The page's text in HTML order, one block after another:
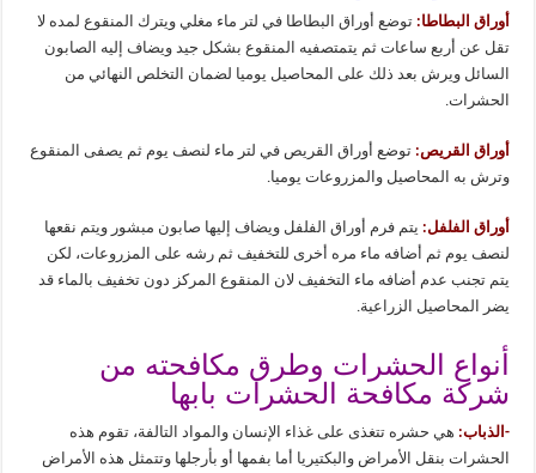
أوراق البطاطا: توضع أوراق البطاطا في لتر ماء مغلي ويترك المنقوع لمده لا
تقل عن أربع ساعات ثم يتمتصفيه المنقوع بشكل جيد ويضاف إليه الصابون
السائل ويرش بعد ذلك على المحاصيل يوميا لضمان التخلص النهائي من
الحشرات.
أوراق القريص: توضع أوراق القريص في لتر ماء لنصف يوم ثم يصفى المنقوع
وترش به المحاصيل والمزروعات يوميا.
أوراق الفلفل: يتم فرم أوراق الفلفل ويضاف إليها صابون مبشور ويتم نقعها
لنصف يوم ثم أضافه ماء مره أخرى للتخفيف ثم رشه على المزروعات، لكن
يتم تجنب عدم أضافه ماء التخفيف لان المنقوع المركز دون تخفيف بالماء قد
يضر المحاصيل الزراعية.
أنواع الحشرات وطرق مكافحته من
شركة مكافحة الحشرات بابها
-الذباب: هي حشره تتغذى على غذاء الإنسان والمواد التالفة، تقوم هذه
الحشرات بنقل الأمراض والبكتيريا أما بفمها أو بأرجلها وتتمثل هذه الأمراض